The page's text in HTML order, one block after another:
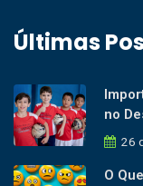
Últimas
no
26
O